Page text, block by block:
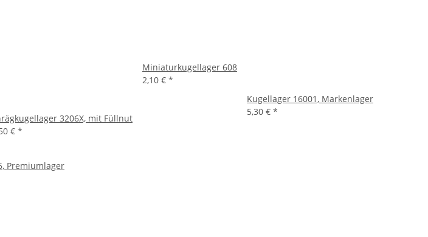
3206X, mit Füllnut
€ *
Miniaturkugellager 608
2,10 € *
Kugellager 16001, Markenlager
5,30 € *